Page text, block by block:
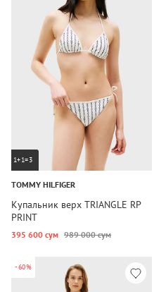
1+1=3
TOMMY HILFIGER
Купальник верх TRIANGLE RP
PRINT
395 600 сум 989 000 сум
-60%